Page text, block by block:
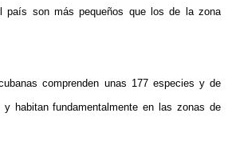
país son más pequeños que los de la zona
comprenden unas 177 especies y de
habitan fundamentalmente en las zonas de